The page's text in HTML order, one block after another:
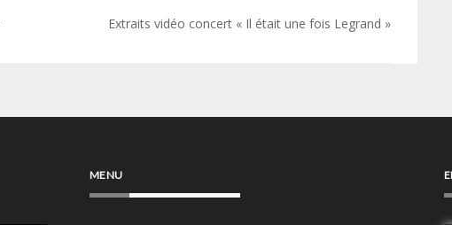
Extraits vidéo concert « Il était une fois Legrand »
MENU